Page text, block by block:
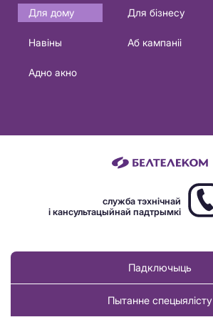
Основная
навигация
Для дому Для бізнесу
Навіны
Аб кампаніі
Адно акно
служба тэхнічнай
і кансультацыйнай падтрымкі
Падключыць
Пытанне спецыялісту